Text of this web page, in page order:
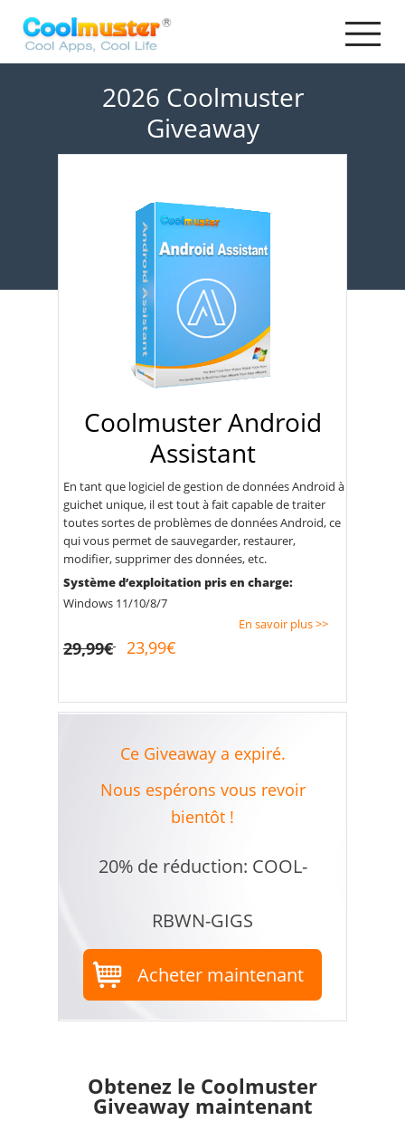
2026 Coolmuster
Giveaway
Coolmuster Android
Assistant
En tant que logiciel de gestion de données Android à
guichet unique, il est tout à fait capable de traiter
toutes sortes de problèmes de données Android, ce
qui vous permet de sauvegarder, restaurer,
modifier, supprimer des données, etc.
Système d’exploitation pris en charge:
Windows 11/10/8/7
En savoir plus >>
29,99€ 23,99€
Ce Giveaway a expiré.
Nous espérons vous revoir
bientôt !
20% de réduction: COOL-
RBWN-GIGS
Acheter maintenant
Obtenez le Coolmuster
Giveaway maintenant